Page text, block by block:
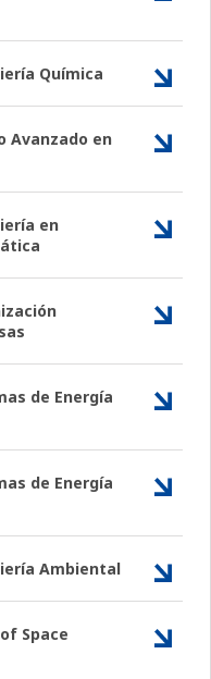
Química
Avanzado en
en
de Energía
de Energía
Ambiental
Space